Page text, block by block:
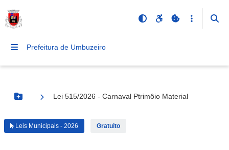
Prefeitura de Umbuzeiro
Botão Menu
Lei 515/2026 - Carnaval Ptrimôio Material
Leis Municipais - 2026 Gratuito